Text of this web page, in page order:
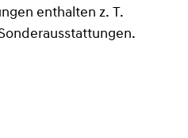
enthalten z. T.